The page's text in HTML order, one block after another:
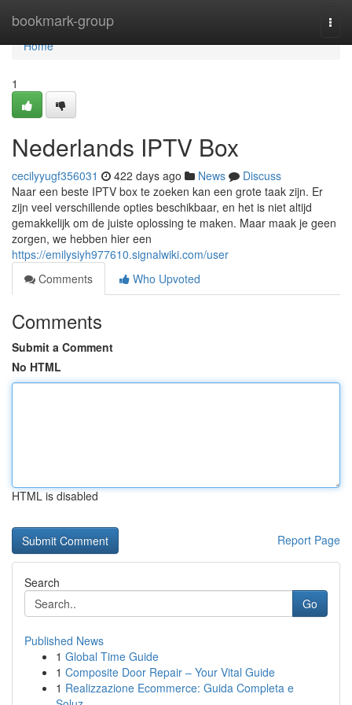
bookmark-group
Home
Home
1
Nederlands IPTV Box
cecilyyugf356031 422 days ago News
Discuss
Naar een beste IPTV box te zoeken kan een grote taak zijn. Er
zijn veel verschillende opties beschikbaar, en het is niet altijd
gemakkelijk om de juiste oplossing te maken. Maar maak je geen
zorgen, we hebben hier een
https://emilysiyh977610.signalwiki.com/user
Comments
Who Upvoted
Comments
Submit a Comment
No HTML
HTML is disabled
Report Page
Search
Go
Published News
1 Global Time Guide
1 Composite Door Repair – Your Vital Guide
1 Realizzazione Ecommerce: Guida Completa e